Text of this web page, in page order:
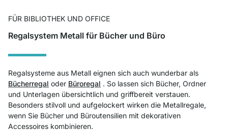
FÜR BIBLIOTHEK UND OFFICE
Regalsystem Metall für Bücher und Büro
Regalsysteme aus Metall eignen sich auch wunderbar als
Bücherregal oder Büroregal . So lassen sich Bücher, Ordner
und Unterlagen übersichtlich und griffbereit verstauen.
Besonders stilvoll und aufgelockert wirken die Metallregale,
wenn Sie Bücher und Büroutensilien mit dekorativen
Accessoires kombinieren.